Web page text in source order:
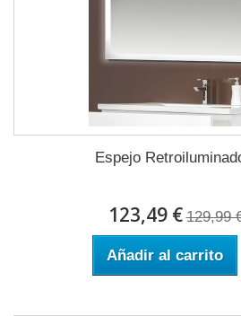
Espejo
123,49 € 129,99
Añadir al carrito